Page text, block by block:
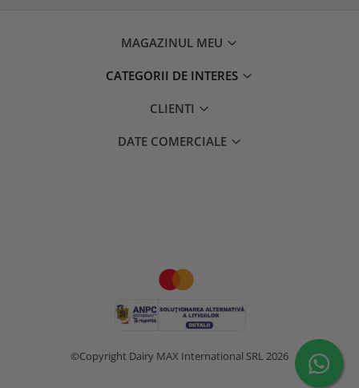
MAGAZINUL MEU
CATEGORII DE INTERES
CLIENTI
DATE COMERCIALE
©Copyright Dairy MAX International SRL 2026